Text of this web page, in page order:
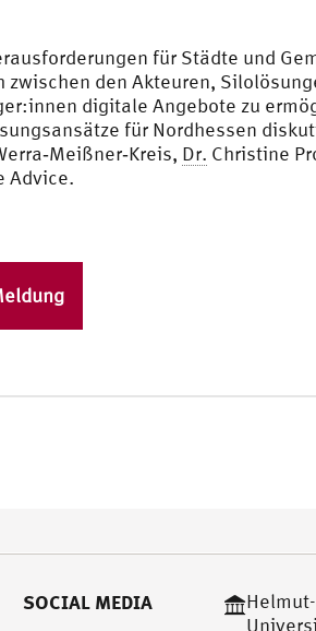
für Städte und
zwischen den Akteuren,
digitale Angebote zu
für Nordhessen
Dr. Christine
Advice.
SOCIAL MEDIA